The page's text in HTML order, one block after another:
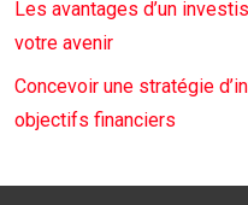
Les avantages d’un
votre avenir
Concevoir une stratégie
objectifs financiers